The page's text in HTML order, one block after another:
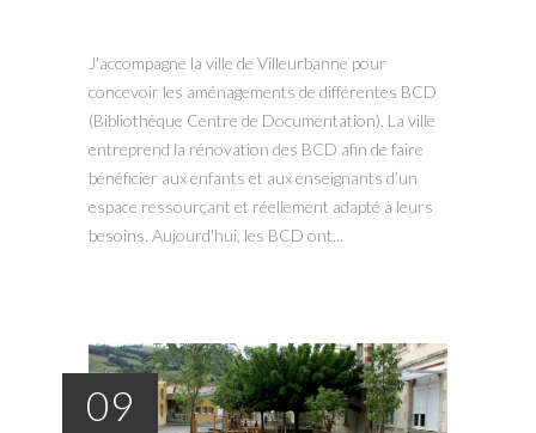
J'accompagne la ville de Villeurbanne pour
concevoir les aménagements de différentes BCD
(Bibliothèque Centre de Documentation). La ville
entreprend la rénovation des BCD afin de faire
bénéficier aux enfants et aux enseignants d’un
espace ressourçant et réellement adapté à leurs
besoins. Aujourd'hui, les BCD ont...
09